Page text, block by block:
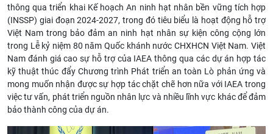
thông qua triển khai Kế hoạch An ninh hạt nhân bền vững tích hợp
(INSSP) giai đoạn 2024-2027, trong đó tiêu biểu là hoạt động hỗ trợ
Việt Nam trong bảo đảm an ninh hạt nhân sự kiện công cộng lớn
trong Lễ kỷ niệm 80 năm Quốc khánh nước CHXHCN Việt Nam. Việt
Nam đánh giá cao sự hỗ trợ của IAEA thông qua các dự án hợp tác
kỹ thuật thúc đẩy Chương trình Phát triển an toàn Lò phản ứng và
mong muốn nhận được sự hợp tác chặt chẽ hơn nữa với IAEA trong
việc tư vấn, phát triển nguồn nhân lực và nhiều lĩnh vực khác để đảm
bảo thành công của dự án.